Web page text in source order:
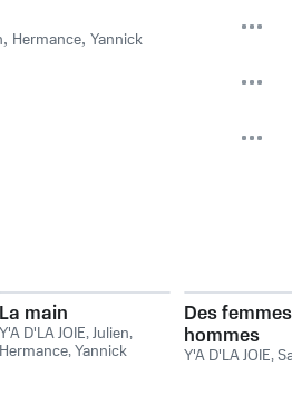
, Hermance, Yannick
La main
Y'A D'LA JOIE,Julien,
Hermance,Yannick
Des
hommes
Y'A D'LA JOIE,